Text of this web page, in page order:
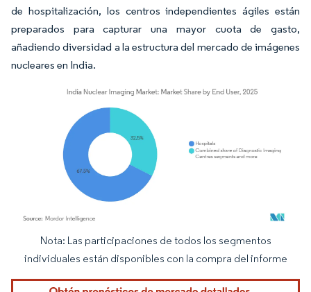
de hospitalización, los centros independientes ágiles están
preparados para capturar una mayor cuota de gasto,
añadiendo diversidad a la estructura del mercado de imágenes
nucleares en India.
Imagen © Mordor Intelligence. El uso requiere atribución según CC BY 4.0.
Nota: Las participaciones de todos los segmentos
individuales están disponibles con la compra del informe